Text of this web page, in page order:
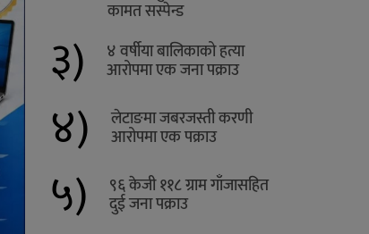
कामत सस्पेन्ड
३) ४ वर्षीया बालिकाको हत्या
आरोपमा एक जना पक्राउ
४) लेटाङमा जबरजस्ती करणी
आरोपमा एक पक्राउ
५) ९६ केजी ११८ ग्राम गाँजासहित
दुई जना पक्राउ